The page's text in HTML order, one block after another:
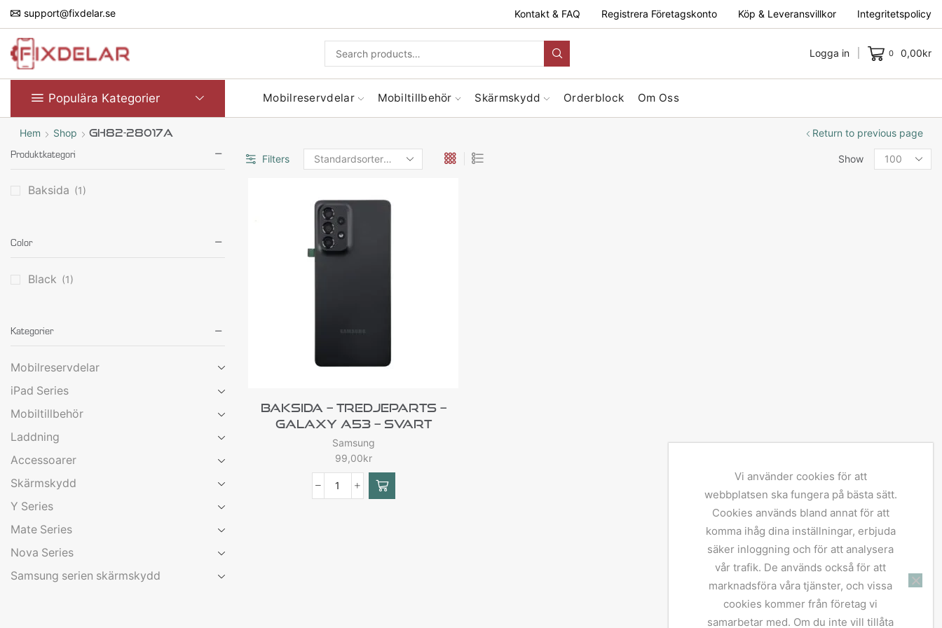
support@fixdelar.se Kontakt & FAQ Registrera Företagskonto Köp & Leveransvillkor Integritetspolicy
Logga in 0 0,00kr
Populära Kategorier Mobilreservdelar Mobiltillbehör Skärmskydd Orderblock Om Oss
Hem Shop GH82-28017A Return to previous page
Filters Show
Baksida – Tredjeparts –
Galaxy A53 – Svart
Samsung
99,00kr
Produktkategori
Baksida (1)
Color
Black (1)
Kategorier
Mobilreservdelar
iPad Series
Mobiltillbehör
Laddning
Accessoarer
Skärmskydd
Y Series
Mate Series
Nova Series
Samsung serien skärmskydd
Vi använder cookies för att
webbplatsen ska fungera på bästa sätt.
Cookies används bland annat för att
komma ihåg dina inställningar, erbjuda
säker inloggning och för att analysera
vår trafik. De används också för att
marknadsföra våra tjänster, och vissa
cookies kommer från företag vi
samarbetar med. Om du inte vill tillåta